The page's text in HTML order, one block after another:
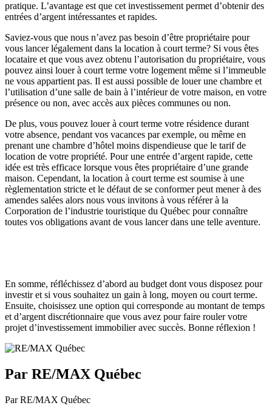
pratique. L’avantage est que cet investissement permet d’obtenir des
entrées d’argent intéressantes et rapides.
Saviez-vous que nous n’avez pas besoin d’être propriétaire pour
vous lancer légalement dans la location à court terme? Si vous êtes
locataire et que vous avez obtenu l’autorisation du propriétaire, vous
pouvez ainsi louer à court terme votre logement même si l’immeuble
ne vous appartient pas. Il est aussi possible de louer une chambre et
l’utilisation d’une salle de bain à l’intérieur de votre maison, en votre
présence ou non, avec accès aux pièces communes ou non.
De plus, vous pouvez louer à court terme votre résidence durant
votre absence, pendant vos vacances par exemple, ou même en
prenant une chambre d’hôtel moins dispendieuse que le tarif de
location de votre propriété. Pour une entrée d’argent rapide, cette
idée est très efficace lorsque vous êtes propriétaire d’une grande
maison. Cependant, la location à court terme est soumise à une
règlementation stricte et le défaut de se conformer peut mener à des
amendes salées alors nous vous invitons à vous référer à la
Corporation de l’industrie touristique du Québec pour connaître
toutes vos obligations avant de vous lancer dans une telle aventure.
En somme, réfléchissez d’abord au budget dont vous disposez pour
investir et si vous souhaitez un gain à long, moyen ou court terme.
Ensuite, choisissez une option qui corresponde au montant de temps
et d’argent discrétionnaire que vous avez pour faire rouler votre
projet d’investissement immobilier avec succès. Bonne réflexion !
Par RE/MAX Québec
Par RE/MAX Québec